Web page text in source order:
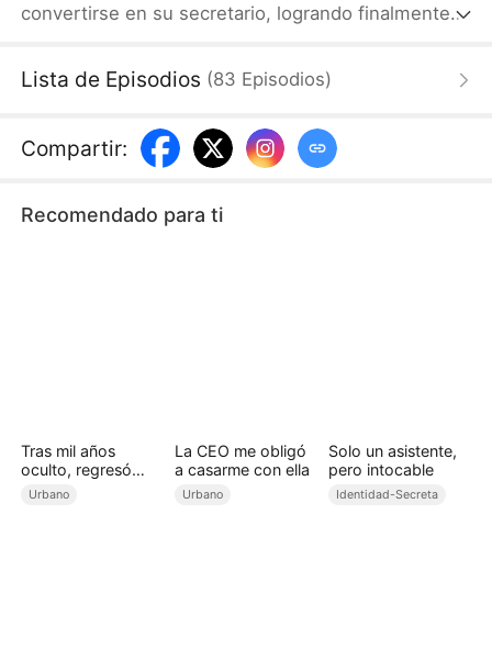
convertirse en su secretario, logrando finalmente
primer amor, Alex Peña. Con el corazón
una vida propia… mientras el eco del
arrepentimiento comienza a despertar en el
Lista de Episodios (83 Episodios)
Compartir:
Recomendado para ti
Tras mil años
oculto, regresó
para reinar
Urbano
La CEO me obligó
a casarme con ella
Urbano
Solo un asistente,
pero intocable
Identidad-Secreta